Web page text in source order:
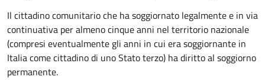
Il cittadino comunitario che ha soggiornato legalmente e in via
continuativa per almeno cinque anni nel territorio nazionale
(compresi eventualmente gli anni in cui era soggiornante in
Italia come cittadino di uno Stato terzo) ha diritto al soggiorno
permanente.